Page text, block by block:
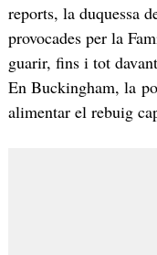
reports, la duquessa
provocades per la
guarir, fins i tot
En Buckingham, la
alimentar el rebuig